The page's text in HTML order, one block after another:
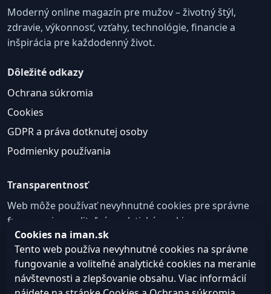
Moderný online magazín pre mužov – životný štýl,
zdravie, výkonnosť, vzťahy, technológie, financie a
inšpirácia pre každodenný život.
Dôležité odkazy
Ochrana súkromia
Cookies
GDPR a práva dotknutej osoby
Podmienky používania
Transparentnosť
Web môže používať nevyhnutné cookies pre správne
fungovanie a voliteľné analytické cookies na
zlepšovanie obsahu a používateľskej skúsenosti.
Nastavenie cookies
Cookies na iman.sk
Tento web používa nevyhnutné cookies na správne
fungovanie a voliteľné analytické cookies na meranie
návštevnosti a zlepšovanie obsahu. Viac informácií